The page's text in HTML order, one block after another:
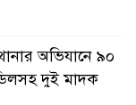
অভিযানে ৯০
দুই মাদক